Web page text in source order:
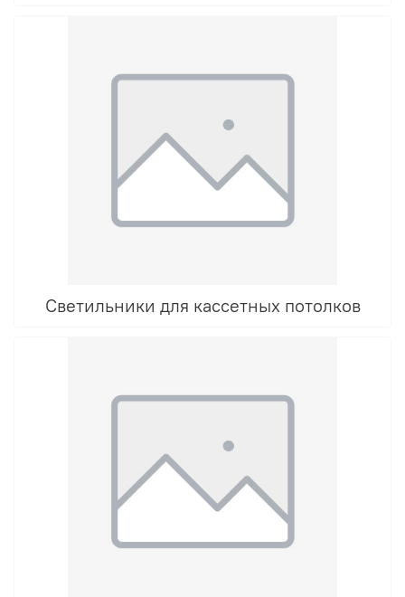
Светильники для кассетных потолков